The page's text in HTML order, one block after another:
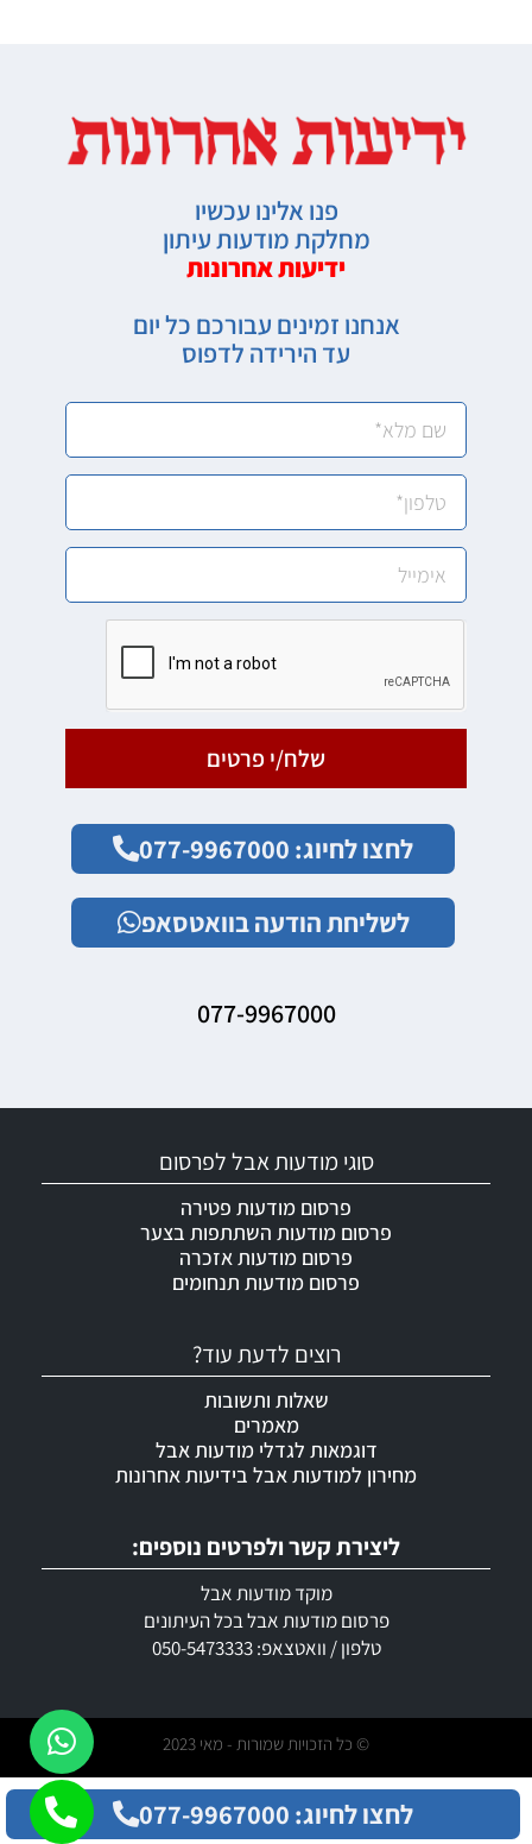
פנו אלינו עכשיו
מחלקת מודעות עיתון
ידיעות אחרונות
אנחנו זמינים עבורכם כל יום
עד הירידה לדפוס
שלח/י פרטים
לחצו לחיוג: 077-9967000
לשליחת הודעה בוואטסאפ
077-9967000
ליצירת קשר ולפרטים נוספים:
מוקד מודעות אבל
פרסום מודעות אבל בכל העיתונים
טלפון / וואטצאפ: 050-5473333
רוצים לדעת עוד?
שאלות ותשובות
מאמרים
דוגמאות לגדלי מודעות אבל
מחירון למודעות אבל בידיעות אחרונות
סוגי מודעות אבל לפרסום
פרסום מודעות פטירה
פרסום מודעות השתתפות בצער
פרסום מודעות אזכרה
פרסום מודעות תנחומים
© כל הזכויות שמורות - מאי 2023
לחצו לחיוג: 077-9967000